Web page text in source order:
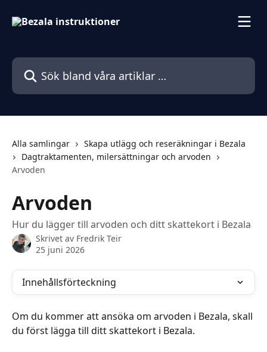
Sök bland våra artiklar …
Alla samlingar
Skapa utlägg och reseräkningar i Bezala
Dagtraktamenten, milersättningar och arvoden
Arvoden
Arvoden
Hur du lägger till arvoden och ditt skattekort i Bezala
Skrivet av Fredrik Teir
25 juni 2026
Innehållsförteckning
Om du kommer att ansöka om arvoden i Bezala, skall
du först lägga till ditt skattekort i Bezala.